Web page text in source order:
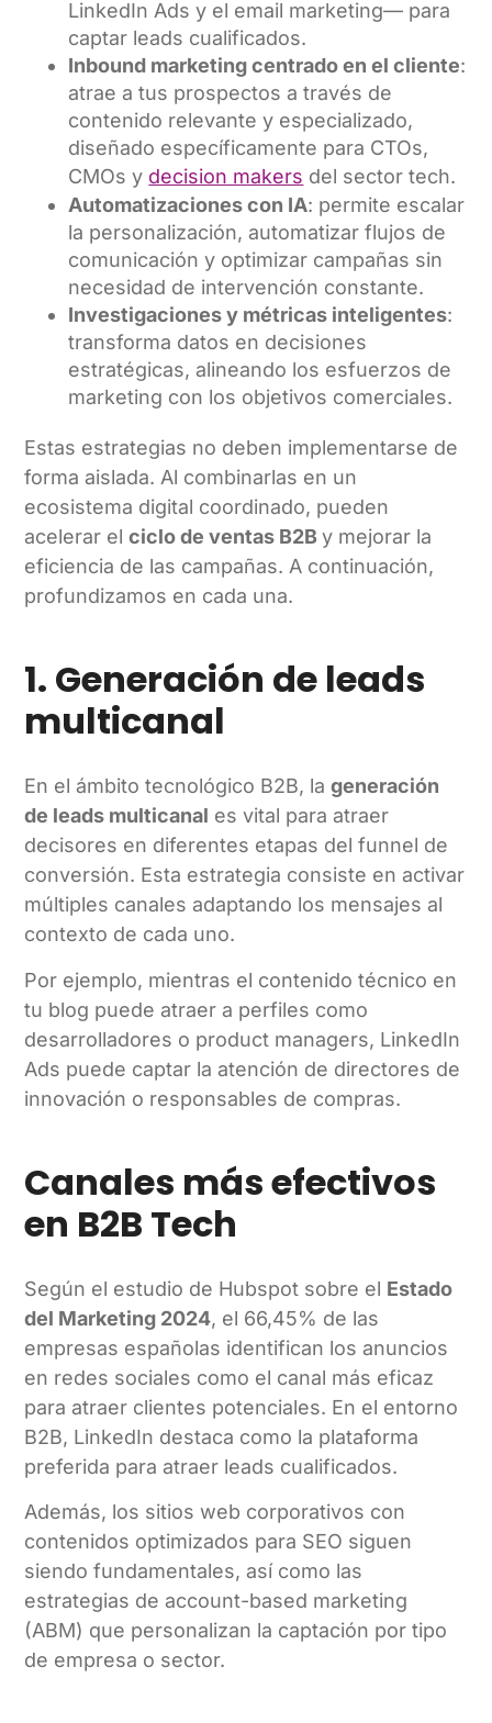
LinkedIn Ads y el email marketing— para
captar leads cualificados.
Inbound marketing centrado en el cliente:
atrae a tus prospectos a través de
contenido relevante y especializado,
diseñado específicamente para CTOs,
CMOs y decision makers del sector tech.
Automatizaciones con IA: permite escalar
la personalización, automatizar flujos de
comunicación y optimizar campañas sin
necesidad de intervención constante.
Investigaciones y métricas inteligentes:
transforma datos en decisiones
estratégicas, alineando los esfuerzos de
marketing con los objetivos comerciales.
Estas estrategias no deben implementarse de
forma aislada. Al combinarlas en un
ecosistema digital coordinado, pueden
acelerar elciclo de ventas B2By mejorar la
eficiencia de las campañas. A continuación,
profundizamos en cada una.
1. Generación de leads
multicanal
En el ámbito tecnológico B2B, lageneración
de leads multicanal es vital para atraer
decisores en diferentes etapas del funnel de
conversión. Esta estrategia consiste en activar
múltiples canales adaptando los mensajes al
contexto de cada uno.
Por ejemplo, mientras el contenido técnico en
tu blog puede atraer a perfiles como
desarrolladores o product managers, LinkedIn
Ads puede captar la atención de directores de
innovación o responsables de compras.
Canales más efectivos
en B2B Tech
Según el estudio de Hubspot sobre el Estado
del Marketing 2024, el 66,45% de las
empresas españolas identifican los anuncios
en redes sociales como el canal más eficaz
para atraer clientes potenciales. En el entorno
B2B, LinkedIn destaca como la plataforma
preferida para atraer leads cualificados.
Además, los sitios web corporativos con
contenidos optimizados para SEO siguen
siendo fundamentales, así como las
estrategias de account-based marketing
(ABM) que personalizan la captación por tipo
de empresa o sector.